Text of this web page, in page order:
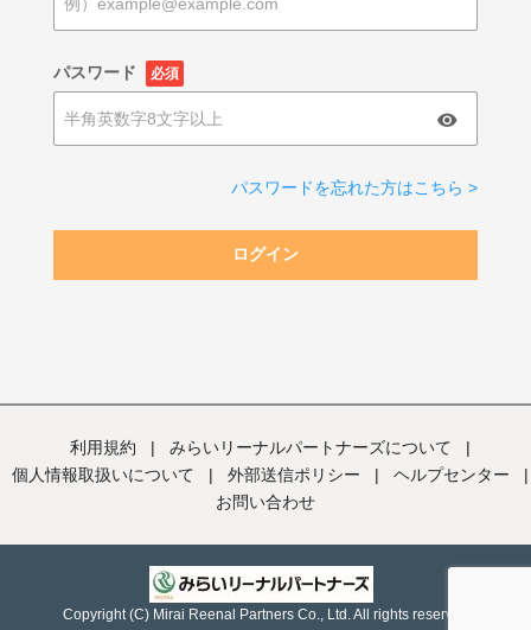
パスワード 必須
パスワードを忘れた方はこちら >
ログイン
利用規約 | みらいリーナルパートナーズについて
|
個人情報取扱いについて
| 外部送信ポリシー | ヘルプセンター
|
お問い合わせ
Copyright (C) Mirai Reenal Partners Co., Ltd. All rights reserved